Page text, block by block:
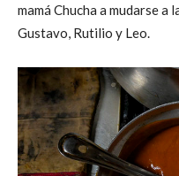
mamá Chucha a mudarse a
Gustavo, Rutilio y Leo.